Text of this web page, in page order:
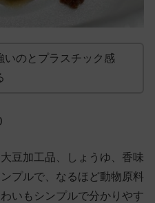
いのとプラスチック感
豆加工品、しょうゆ、香味
プルで、なるほど動物原料
いもシンプルで分かりやす